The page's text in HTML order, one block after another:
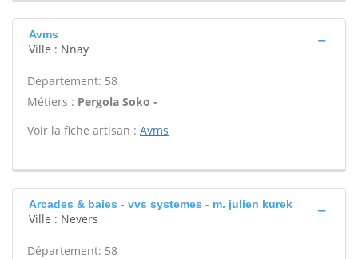
Avms
Ville : Nnay
Département: 58
Métiers : Pergola Soko -
Voir la fiche artisan : Avms
Arcades & baies - vvs systemes - m. julien kurek
Ville : Nevers
Département: 58